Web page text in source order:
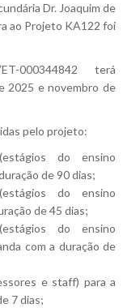
Dr. Joaquim de
ao Projeto KA122 foi
000344842 terá
2025 e novembro de
pelo projeto:
do ensino
de 90 dias;
do ensino
de 45 dias;
do ensino
com a duração de
e staff) para a
7 dias;